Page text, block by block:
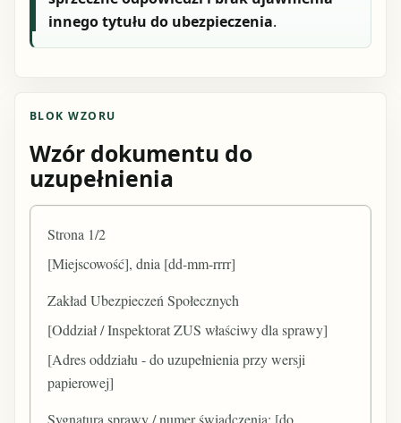
innego tytułu do ubezpieczenia.
BLOK WZORU
Wzór dokumentu do
uzupełnienia
Strona 1/2
[Miejscowość], dnia [dd-mm-rrrr]
Zakład Ubezpieczeń Społecznych
[Oddział / Inspektorat ZUS właściwy dla sprawy]
[Adres oddziału - do uzupełnienia przy wersji
papierowej]
Sygnatura sprawy / numer świadczenia: [do